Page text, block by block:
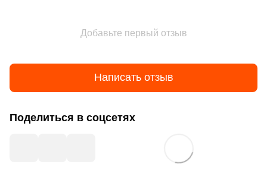
Добавьте первый отзыв
Написать отзыв
Поделиться в соцсетях